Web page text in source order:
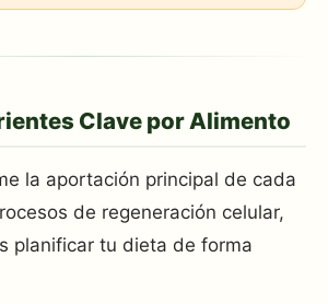
Clave por Alimento
la aportación principal de cada
de regeneración celular,
planificar tu dieta de forma